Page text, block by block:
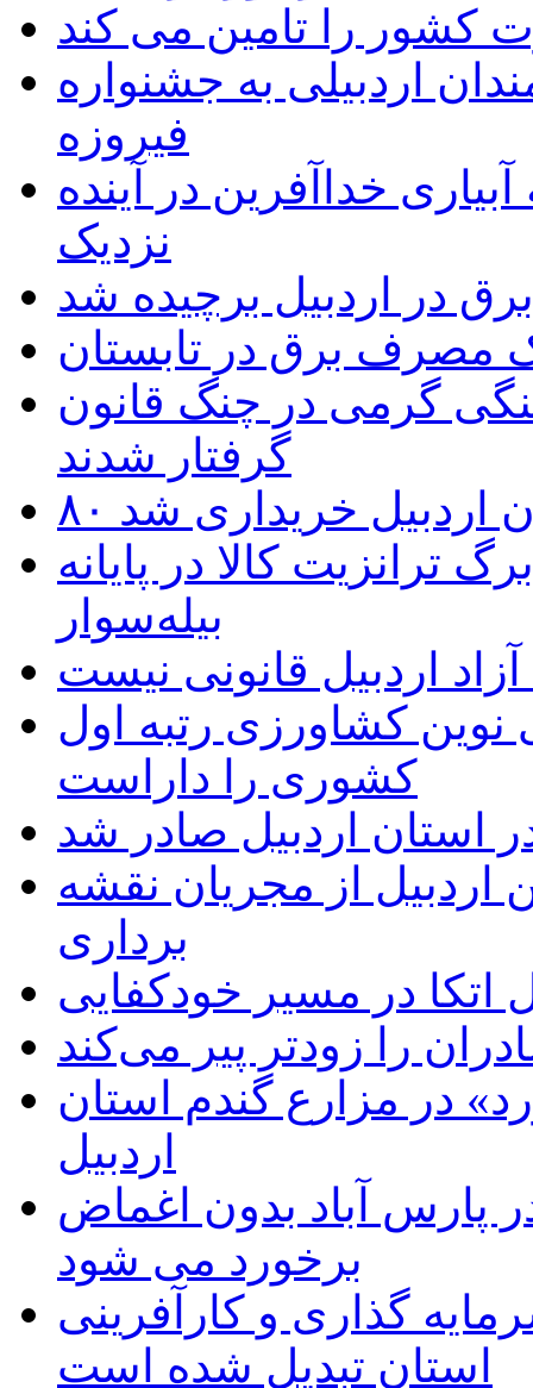
به۵۰ اثر هنرمندان اردبیلی به جشنواره
فیروزه
خداآفرین در آینده
نزدیک
مصرف برق در تابستان
گرمی در چنگ قانون
گرفتار شدند
اردبیل خریداری شد
کالا در پایانه
بیله‌سوار
اردبیل قانونی نیست
نوین کشاورزی رتبه اول
کشوری را داراست
استان اردبیل صادر شد
از مجریان نقشه
برداری
در مسیر خودکفایی
را زودتر پیر می‌کند
در مزارع گندم استان
اردبیل
پارس آباد بدون اغماض
برخورد می شود
گذاری و کارآفرینی
استان تبدیل شده است